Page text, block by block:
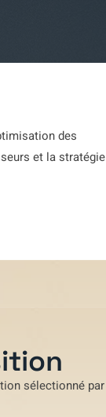
des
et la stratégie
sélectionné par